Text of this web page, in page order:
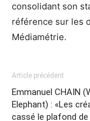
consolidant son
référence sur les
Médiamétrie.
Article précédent
Emmanuel CHAIN
Elephant) : «Les
cassé le plafond de